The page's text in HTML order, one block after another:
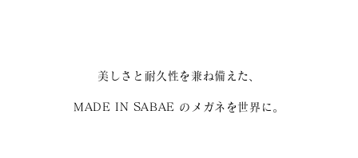
美しさと耐久性を兼ね備えた、
MADE IN SABAE のメガネを世界に。